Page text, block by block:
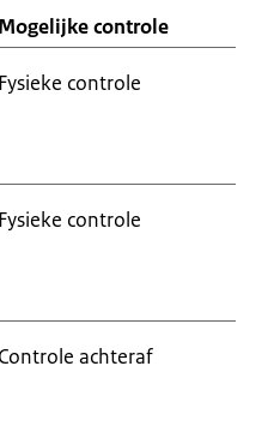
Mogelijke controle
Fysieke controle
Fysieke controle
Controle achteraf